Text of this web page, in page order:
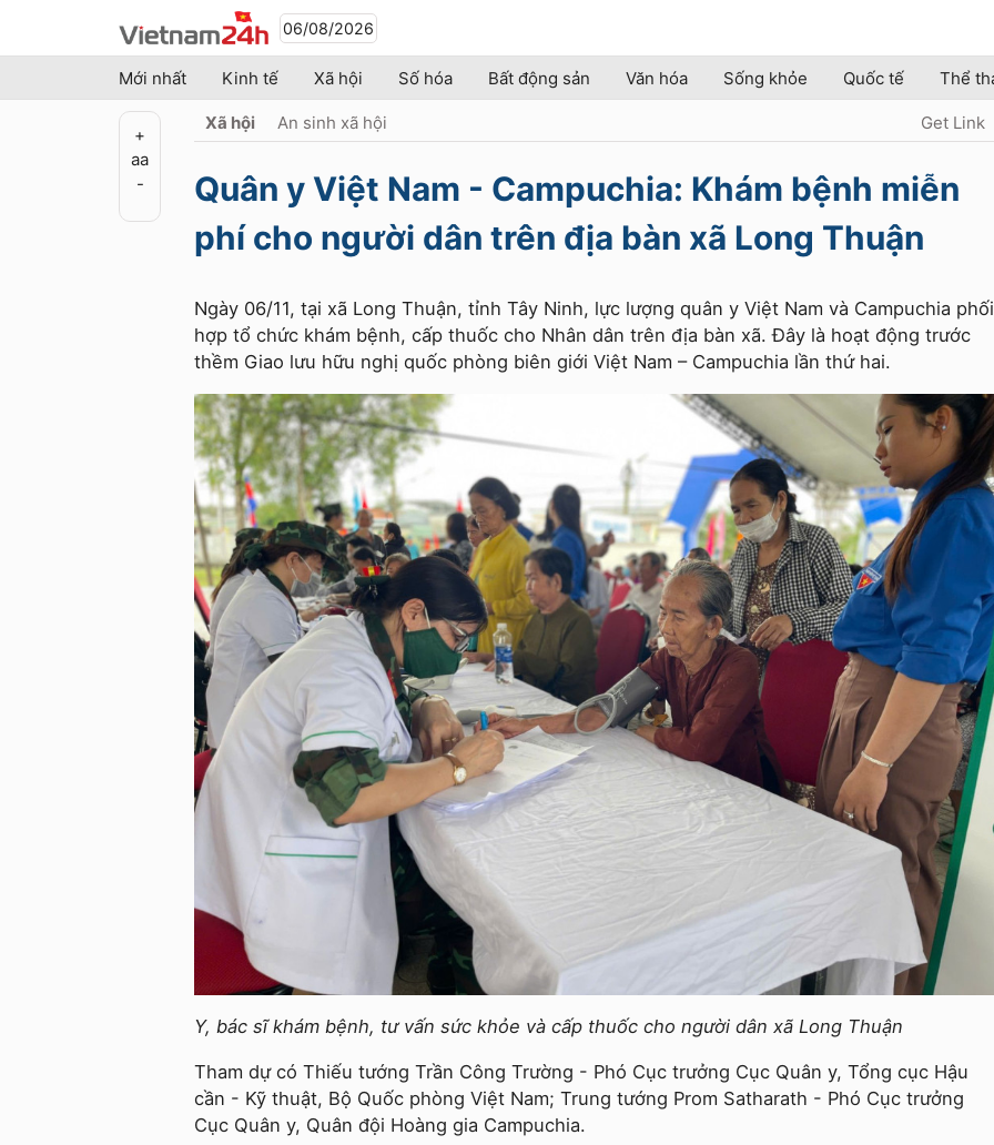
06/08/2026
Mới nhất Kinh tế Xã hội Số hóa Bất động sản Văn hóa Sống khỏe Quốc tế Thể
+
aa
-
Xã hội An sinh xã hội Get Link
Quân y Việt Nam - Campuchia: Khám bệnh miễn
phí cho người dân trên địa bàn xã Long Thuận
Ngày 06/11, tại xã Long Thuận, tỉnh Tây Ninh, lực lượng quân y Việt Nam và Campuchia phối
hợp tổ chức khám bệnh, cấp thuốc cho Nhân dân trên địa bàn xã. Đây là hoạt động trước
thềm Giao lưu hữu nghị quốc phòng biên giới Việt Nam – Campuchia lần thứ hai.
Y, bác sĩ khám bệnh, tư vấn sức khỏe và cấp thuốc cho người dân xã Long Thuận
Tham dự có Thiếu tướng Trần Công Trường - Phó Cục trưởng Cục Quân y, Tổng cục Hậu
cần - Kỹ thuật, Bộ Quốc phòng Việt Nam; Trung tướng Prom Satharath - Phó Cục trưởng
Cục Quân y, Quân đội Hoàng gia Campuchia.